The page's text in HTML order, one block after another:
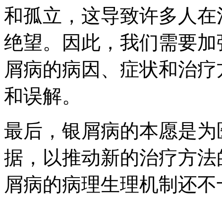
和孤立，这导致许多人
绝望。因此，我们需要
屑病的病因、症状和治
和误解。
最后，银屑病的本愿是
据，以推动新的治疗方
屑病的病理生理机制还